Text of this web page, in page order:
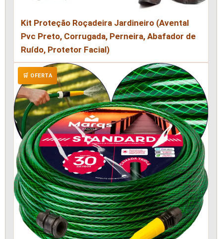
Kit Proteção Roçadeira Jardineiro (Avental
Pvc Preto, Corrugada, Perneira, Abafador de
Ruído, Protetor Facial)
🛒 OFERTA